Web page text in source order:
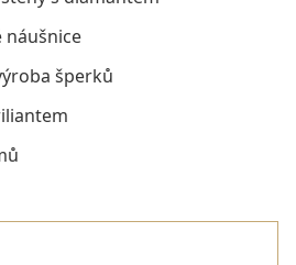
náušnice
šperků